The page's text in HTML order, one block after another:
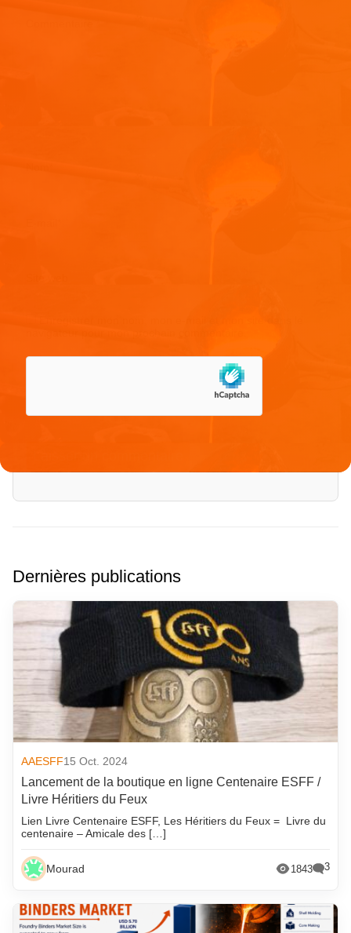
Dernières publications
AAESFF15 Oct. 2024
Lancement de la boutique en ligne Centenaire ESFF /
Livre Héritiers du Feux
Lien Livre Centenaire ESFF, Les Héritiers du Feux = Livre du
centenaire – Amicale des […]
Mourad 1843 3